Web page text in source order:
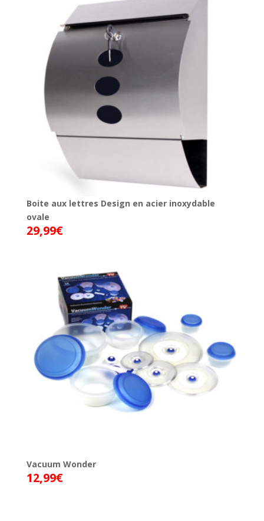
Boite aux lettres Design en acier inoxydable
ovale
29,99€
Vacuum Wonder
12,99€